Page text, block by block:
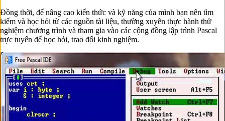
Đồng thời, để nâng cao kiến thức và kỹ năng của mình bạn nên tìm
kiếm và học hỏi từ các nguồn tài liệu, thường xuyên thực hành thử
nghiệm chương trình và tham gia vào các cộng đồng lập trình Pascal
trực tuyến để học hỏi, trao đổi kinh nghiệm.